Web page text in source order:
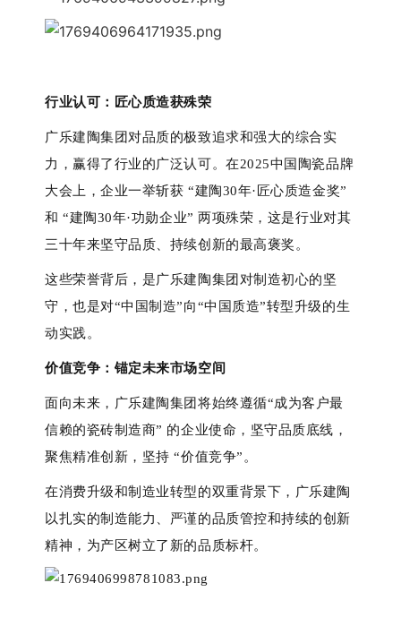
行业认可：匠心质造获殊荣
广乐建陶集团对品质的极致追求和强大的综合实
力，赢得了行业的广泛认可。在2025中国陶瓷品牌
大会上，企业一举斩获 “建陶30年·匠心质造金奖”
和 “建陶30年·功勋企业” 两项殊荣，这是行业对其
三十年来坚守品质、持续创新的最高褒奖。
这些荣誉背后，是广乐建陶集团对制造初心的坚
守，也是对“中国制造”向“中国质造”转型升级的生
动实践。
价值竞争 ： 锚定未来市场空间
面向未来，广乐建陶集团将始终遵循“成为客户最
信赖的瓷砖制造商” 的企业使命，坚守品质底线，
聚焦精准创新，坚持 “价值竞争”。
在消费升级和制造业转型的双重背景下，广乐建陶
以扎实的制造能力、严谨的品质管控和持续的创新
精神，为产区树立了新的品质标杆。